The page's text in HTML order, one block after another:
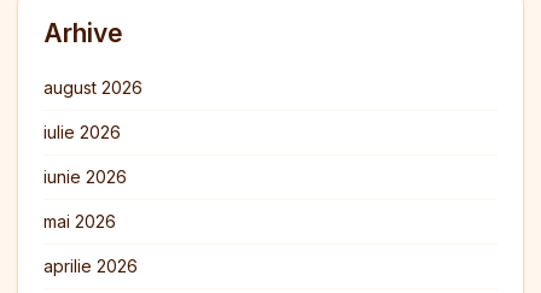
Arhive
august 2026
iulie 2026
iunie 2026
mai 2026
aprilie 2026